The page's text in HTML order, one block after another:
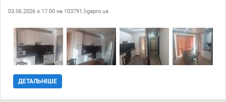
Виконано якісний дизайнерський ремонт, квартира нова та ще не
продумане для максимального комфорту: окрема спальня
простора кухня-вітальня роздільний санвузол панорамні вікна з
гарним видом тепла підлога Квартира повністю укомплектована
меблями та сучасною технікою: кондиціонер холодильник
мікрохвильова піч телевізор електрочайник Wi-Fi та стабільний
інтернет Будинок із закритою територією, відеоспостереженням,
03.06.2026 о 17:00 на 103791.ligapro.ua
ДЕТАЛЬНІШЕ